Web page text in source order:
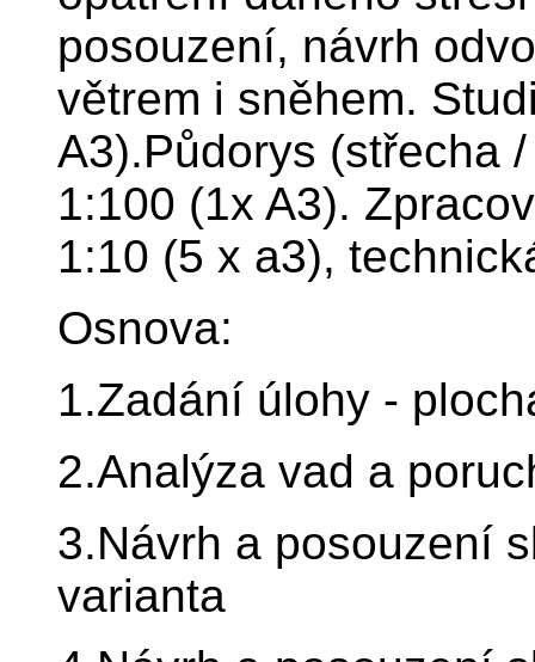
posouzení, návrh
větrem i sněhem.
A3).Půdorys (střecha
1:100 (1x A3).
1:10 (5 x a3),
Osnova:
1.Zadání úlohy -
2.Analýza vad a
3.Návrh a posouzení
varianta